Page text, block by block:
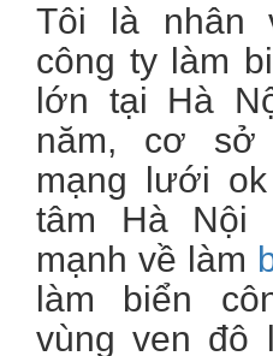
Tôi là nhân
công ty làm
lớn tại Hà
năm, cơ sở
mạng lưới
tâm Hà Nội
mạnh về làm
làm biển
vùng ven đô